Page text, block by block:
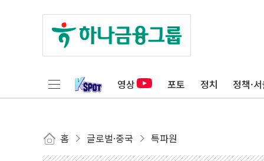
영상 포토 정치 정책·
홈 글로벌·중국 특파원